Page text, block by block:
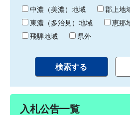
中濃（美濃）地域
郡上地
東濃（多治見）地域
恵那
飛騨地域
県外
入札公告一覧